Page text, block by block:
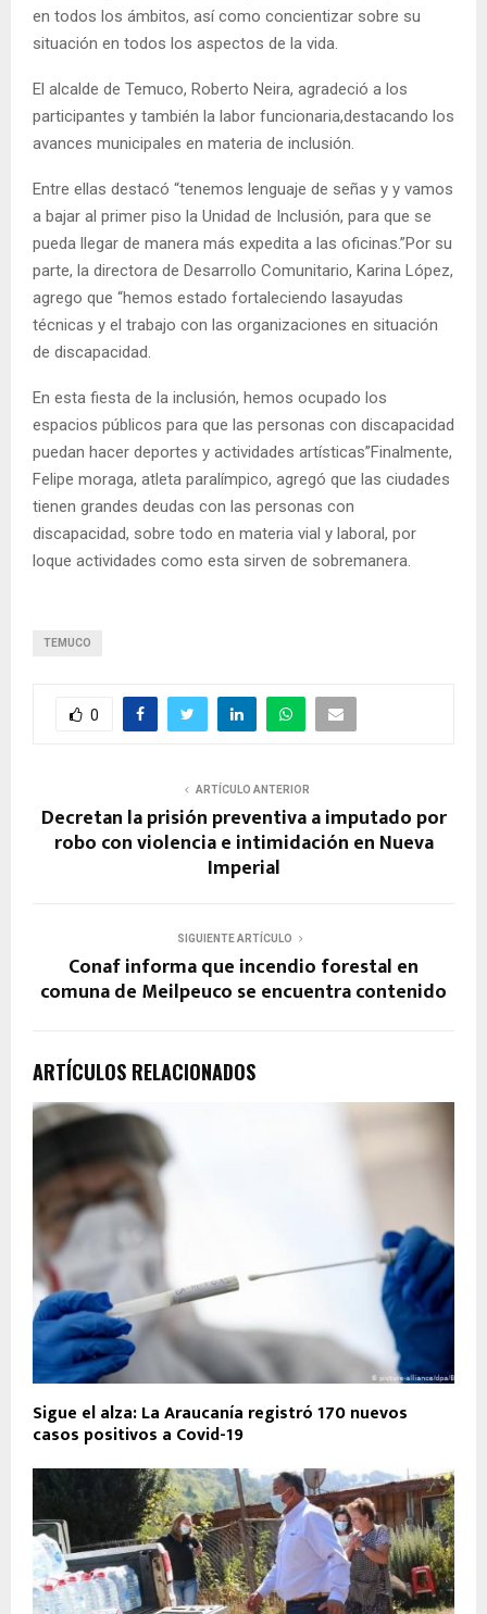
en todos los ámbitos, así como concientizar sobre su
situación en todos los aspectos de la vida.
El alcalde de Temuco, Roberto Neira, agradeció a los
participantes y también la labor funcionaria,destacando los
avances municipales en materia de inclusión.
Entre ellas destacó “tenemos lenguaje de señas y y vamos
a bajar al primer piso la Unidad de Inclusión, para que se
pueda llegar de manera más expedita a las oficinas.”Por su
parte, la directora de Desarrollo Comunitario, Karina López,
agrego que “hemos estado fortaleciendo lasayudas
técnicas y el trabajo con las organizaciones en situación
de discapacidad.
En esta fiesta de la inclusión, hemos ocupado los
espacios públicos para que las personas con discapacidad
puedan hacer deportes y actividades artísticas”Finalmente,
Felipe moraga, atleta paralímpico, agregó que las ciudades
tienen grandes deudas con las personas con
discapacidad, sobre todo en materia vial y laboral, por
loque actividades como esta sirven de sobremanera.
TEMUCO
0
ARTÍCULO ANTERIOR
Decretan la prisión preventiva a imputado por
robo con violencia e intimidación en Nueva
Imperial
SIGUIENTE ARTÍCULO
Conaf informa que incendio forestal en
comuna de Meilpeuco se encuentra contenido
ARTÍCULOS RELACIONADOS
Sigue el alza: La Araucanía registró 170 nuevos
casos positivos a Covid-19